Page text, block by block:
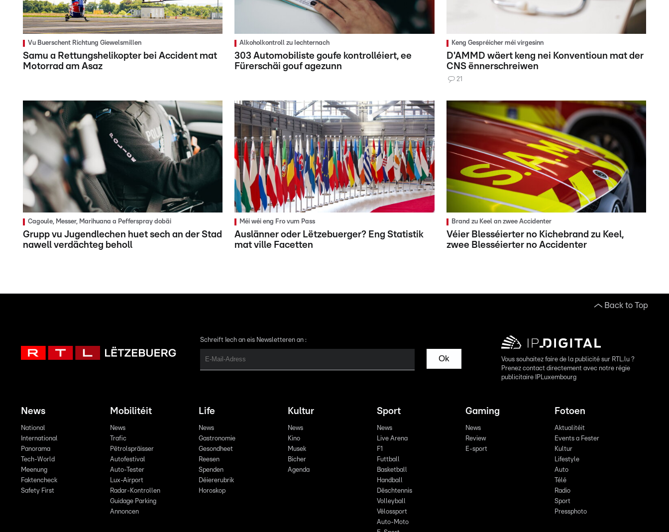
Vu Buerschent Richtung Giewelsmillen
Samu a Rettungshelikopter bei Accident mat
Motorrad am Asaz
Alkoholkontroll zu Iechternach
303 Automobiliste goufe kontrolléiert, ee
Fürerschäi gouf agezunn
Keng Gespréicher méi virgesinn
D'AMMD wäert keng nei Konventioun mat der
CNS ënnerschreiwen
21
Cagoule, Messer, Marihuana a Pefferspray dobäi
Grupp vu Jugendlechen huet sech an der Stad
nawell verdächteg beholl
Méi wéi eng Fro vum Pass
Auslänner oder Lëtzebuerger? Eng Statistik
mat ville Facetten
Brand zu Keel an zwee Accidenter
Véier Blesséierter no Kichebrand zu Keel,
zwee Blesséierter no Accidenter
Back to Top
Schreift Iech an eis Newsletteren an :
Ok
Vous souhaitez faire de la publicité sur RTL.lu ?
Prenez contact directement avec notre régie
publicitaire IPLuxembourg
News
National
International
Panorama
Tech-World
Meenung
Faktencheck
Safety First
Mobilitéit
News
Trafic
Pëtrolspräisser
Autofestival
Auto-Tester
Lux-Airport
Radar-Kontrollen
Guidage Parking
Annoncen
Life
News
Gastronomie
Gesondheet
Reesen
Spenden
Déiererubrik
Horoskop
Kultur
News
Kino
Musek
Bicher
Agenda
Sport
News
Live Arena
F1
Futtball
Basketball
Handball
Dëschtennis
Volleyball
Vëlossport
Auto-Moto
Gaming
News
Review
E-sport
Fotoen
Aktualitéit
Events a Fester
Kultur
Lifestyle
Auto
Télé
Radio
Sport
Pressphoto